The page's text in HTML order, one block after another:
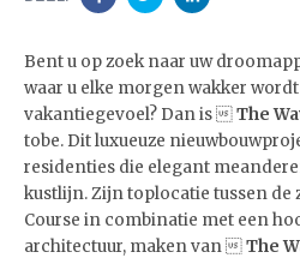
Bent u op zoek naar uw
waar u elke morgen wakker
vakantiegevoel? Dan is The
tobe. Dit luxueuze
residenties die elegant
kustlijn. Zijn toplocatie tussen de
Course in combinatie met een
architectuur, maken van The